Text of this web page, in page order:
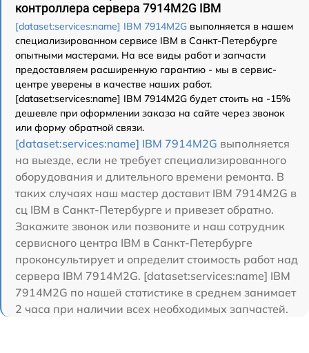
контроллера сервера 7914M2G IBM
[dataset:services:name] IBM 7914M2G выполняется в нашем
специализированном сервисе IBM в Санкт-Петербурге
опытными мастерами. На все виды работ и запчасти
предоставляем расширенную гарантию - мы в сервис-
центре уверены в качестве наших работ.
[dataset:services:name] IBM 7914M2G будет стоить на -15%
дешевле при оформлении заказа на сайте через звонок
или форму обратной связи.
[dataset:services:name] IBM 7914M2G выполняется
на выезде, если не требует специализированного
оборудования и длительного времени ремонта. В
таких случаях наш мастер доставит IBM 7914M2G в
сц IBM в Санкт-Петербурге и привезет обратно.
Закажите звонок или позвоните и наш сотрудник
сервисного центра IBM в Санкт-Петербурге
проконсультирует и определит стоимость работ над
сервера IBM 7914M2G. [dataset:services:name] IBM
7914M2G по нашей статистике в среднем занимает
2 часа при наличии всех необходимых запчастей.